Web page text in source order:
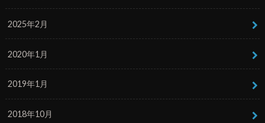
2025年2月
2020年1月
2019年1月
2018年10月